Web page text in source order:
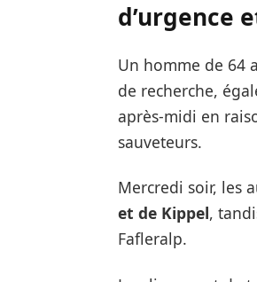
d’urgence
Un homme de 64
de recherche,
après-midi en
sauveteurs.
Mercredi soir, les
et de Kippel,
Fafleralp.